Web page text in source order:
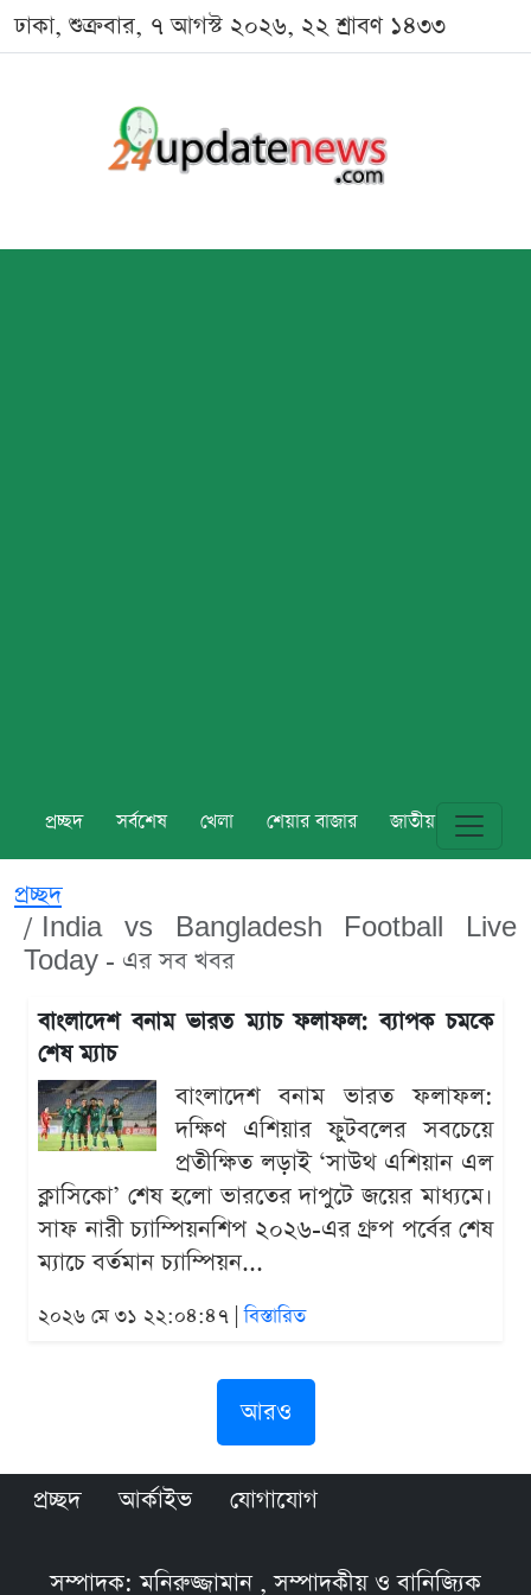
ঢাকা, শুক্রবার, ৭ আগস্ট ২০২৬, ২২ শ্রাবণ ১৪৩৩
প্রচ্ছদ সর্বশেষ খেলা শেয়ার বাজার জাতীয় বিশ্ব
প্রচ্ছদ
India vs Bangladesh Football Live
Today - এর সব খবর
বাংলাদেশ বনাম ভারত ম্যাচ ফলাফল: ব্যাপক চমকে
শেষ ম্যাচ
বাংলাদেশ বনাম ভারত ফলাফল:
দক্ষিণ এশিয়ার ফুটবলের সবচেয়ে
প্রতীক্ষিত লড়াই ‘সাউথ এশিয়ান এল
ক্লাসিকো’ শেষ হলো ভারতের দাপুটে জয়ের মাধ্যমে।
সাফ নারী চ্যাম্পিয়নশিপ ২০২৬-এর গ্রুপ পর্বের শেষ
ম্যাচে বর্তমান চ্যাম্পিয়ন...
২০২৬ মে ৩১ ২২:০৪:৪৭ |বিস্তারিত
আরও
প্রচ্ছদ আর্কাইভ যোগাযোগ
সম্পাদক: মনিরুজ্জামান , সম্পাদকীয় ও বানিজ্যিক